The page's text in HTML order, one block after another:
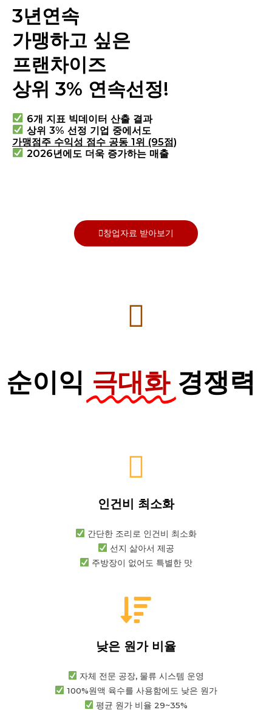
3년연속
가맹하고 싶은
프랜차이즈
상위 3% 연속선정!
6개 지표 빅데이터 산출 결과
상위 3% 선정 기업 중에서도
가맹점주 수익성 점수 공동 1위 (95점)
2026년에도 더욱 증가하는 매출
창업자료 받아보기
순이익 극대화 경쟁력
인건비 최소화
간단한 조리로 인건비 최소화
선지 삶아서 제공
주방장이 없어도 특별한 맛
낮은 원가 비율
자체 전문 공장, 물류 시스템 운영
100%원액 육수를 사용함에도 낮은 원가
평균 원가 비율 29~35%